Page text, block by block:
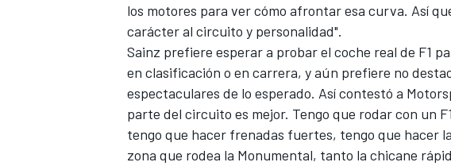
MÁS CATEGORÍAS
los motores para ver cómo afrontar esa curva. Así
carácter al circuito y personalidad".
Sainz prefiere esperar a probar el coche real de F1
en clasificación o en carrera, y aún prefiere no
espectaculares de lo esperado. Así contestó a
parte del circuito es mejor. Tengo que rodar con un
tengo que hacer frenadas fuertes, tengo que hacer
zona que rodea la Monumental, tanto la chicane